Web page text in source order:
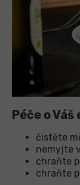
Péče o
čistěte
nemyjte
chraňte
chraňte